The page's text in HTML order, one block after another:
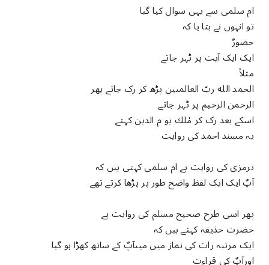
ام سلمی سے یہی سوال کیا گیا
تو انہوں نے بتا یا کہ
حضورٌ
ایک ایک آیت پر ٹہر جاتے
مثلاً
الحمد الله ربّ العالمىين پڑھ کر رک جاتے پھر
الرحمن الرحيم پر ٹہر جاتے
اسکے بعد رک کر مٰلك يو م الدين کہتے
یہ مسند احمد کی روایت
ترمزی کی روایت ہے ام سلمی کہتی ہیں کہ
آپٌ ایک ایک لفظ واضح طور پر پڑھا کرتے تھے
پھر اسی طرح صحیح مسلم کی روایت ہے
حضرت حذیفہ کہتے ہیں کہ
ایک مرتبہ رات کی نماز میں میںآپٌ کے ساتھ کھڑا ہو گیا
اورآپٌ کی قراءت